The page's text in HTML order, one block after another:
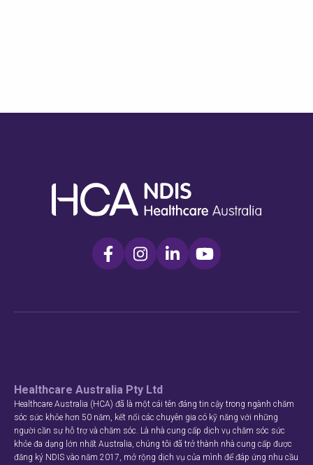
Healthcare Australia Pty Ltd
Healthcare Australia (HCA) đã là một cái tên đáng tin cậy trong ngành chăm
sóc sức khỏe hơn 50 năm, kết nối các chuyên gia có kỹ năng với những
người cần sự hỗ trợ và chăm sóc. Là nhà cung cấp dịch vụ chăm sóc sức
khỏe đa dạng lớn nhất Australia, chúng tôi đã trở thành nhà cung cấp được
đăng ký NDIS vào năm 2017, mở rộng dịch vụ của mình để đáp ứng nhu cầu
Kiểm tra mã bưu
chính của bạn
Tìm kiếm